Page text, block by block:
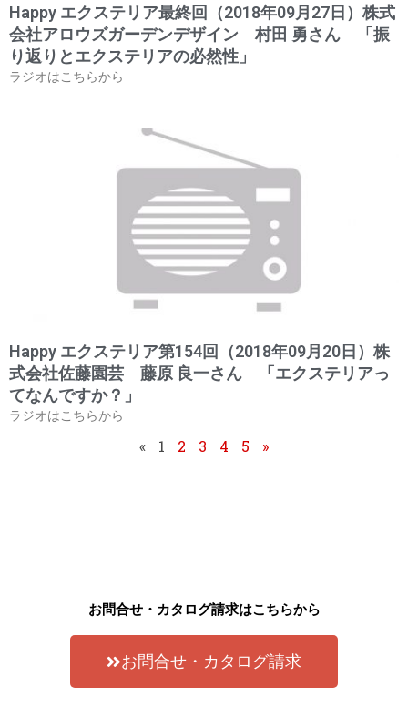
Happy エクステリア最終回（2018年09月27日）株式
会社アロウズガーデンデザイン 村田 勇さん 「振
り返りとエクステリアの必然性」
ラジオはこちらから
Happy エクステリア第154回（2018年09月20日）株
式会社佐藤園芸 藤原 良一さん 「エクステリアっ
てなんですか？」
ラジオはこちらから
« 1 2 3 4 5 »
お問合せ・カタログ請求はこちらから
お問合せ・カタログ請求